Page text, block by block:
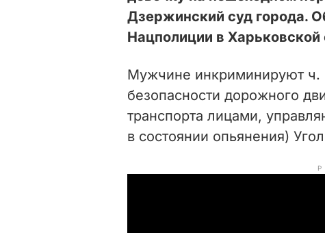
Дзержинский суд города.
Нацполиции в Харьковской
Мужчине инкриминируют ч.
безопасности дорожного
транспорта лицами,
в состоянии опьянения)